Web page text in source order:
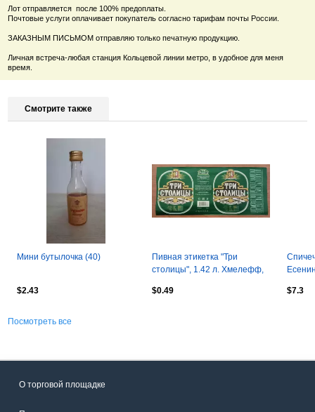
Лот отправляется после 100% предоплаты.
Почтовые услуги оплачивает покупатель согласно тарифам почты России.
ЗАКАЗНЫМ ПИСЬМОМ отправляю только печатную продукцию.
Личная встреча-любая станция Кольцевой линии метро, в удобное для меня
время.
Смотрите также
Мини бутылочка (40)
$2.43
Пивная этикетка "Три
столицы", 1.42 л. Хмелефф,
$0.49
$7.3
Посмотреть все
О торговой площадке